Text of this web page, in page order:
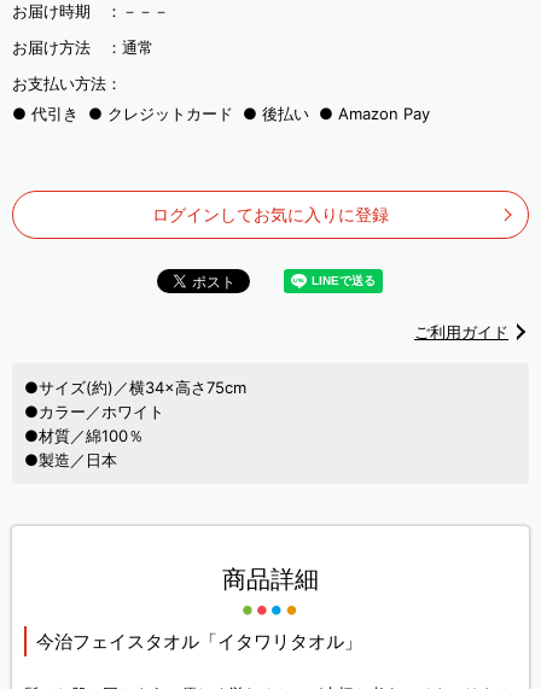
お届け時期 ： －－－
お届け方法 ： 通常
お支払い方法：
代引き
クレジットカード 後払い Amazon Pay
ログインしてお気に入りに登録
ご利用ガイド
●サイズ(約)／横34×高さ75cm
●カラー／ホワイト
●材質／綿100％
●製造／日本
商品詳細
今治フェイスタオル「イタワリタオル」